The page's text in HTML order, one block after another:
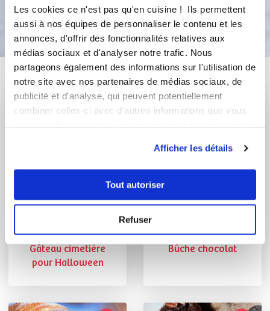
Les cookies ce n'est pas qu'en cuisine ! Ils permettent
aussi à nos équipes de personnaliser le contenu et les
annonces, d'offrir des fonctionnalités relatives aux
médias sociaux et d'analyser notre trafic. Nous
partageons également des informations sur l'utilisation de
notre site avec nos partenaires de médias sociaux, de
publicité et d'analyse, qui peuvent potentiellement
combiner celles-ci avec d'autres informations que vous
Afficher les détails
Tout autoriser
Refuser
Bon appétit !
Vous aimerez aussi ...
Gâteau cimetière
pour Halloween
Bûche chocolat